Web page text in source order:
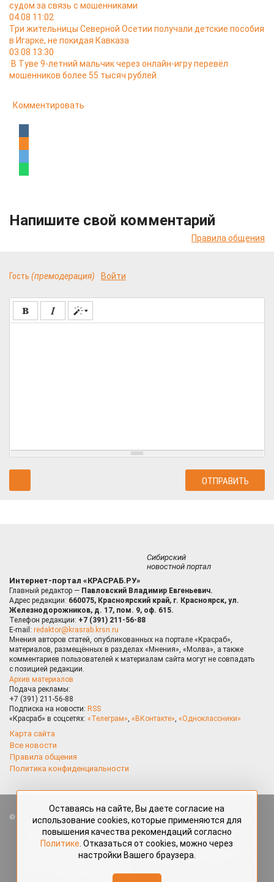
судом за связь с мошенниками
04.08 11:02
Три жительницы Северной Осетии получали детские пособия
в Игарке, не покидая Кавказа
03.08 13:30
В Туве 9-летний мальчик через онлайн-игру перевёл
мошенников более 55 тысяч рублей
Комментировать
Напишите свой комментарий
Правила общения
Гость (премодерация) Войти
Сибирский
новостной портал
Интернет-портал «КРАСРАБ.РУ»
Главный редактор — Павловский Владимир Евгеньевич.
Адрес редакции: 660075, Красноярский край, г. Красноярск, ул.
Железнодорожников, д. 17, пом. 9, оф. 615.
Телефон редакции: +7 (391) 211-56-88
E-mail: redaktor@krasrab.krsn.ru
Мнения авторов статей, опубликованных на портале «Красраб»,
материалов, размещённых в разделах «Мнения», «Молва», а также
комментариев пользователей к материалам сайта могут не совпадать
с позицией редакции.
Архив материалов
Подача рекламы:
+7 (391) 211-56-88
Подписка на новости: RSS
«Красраб» в соцсетях: «Телеграм», «ВКонтакте», «Одноклассники»
Карта сайта
Все новости
Правила общения
Политика конфиденциальности
Все права защищены. Любые материалы, размещённые на портале
«Красраб.ру» сотрудниками редакции, нештатными авторами
и читателями, являются объектами авторского права. Полное или
частичное использование материалов, размещённых на портале
«Красраб.ру», допускается только с письменного согласия редакции
redaktor@krasrab.krsn.ru.
Оставаясь на сайте, Вы даете согласие на
использование cookies, которые применяются для
повышения качества рекомендаций согласно
Политике . Отказаться от cookies, можно через
настройки Вашего браузера.